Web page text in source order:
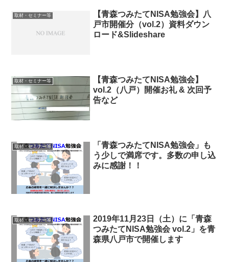
取材・セミナー等
【青森つみたてNISA勉強会】八
戸市開催分（vol.2）資料ダウン
ロード&Slideshare
取材・セミナー等
【青森つみたてNISA勉強会】
vol.2（八戸）開催お礼 & 次回予
告など
取材・セミナー等
「青森つみたてNISA勉強会」も
う少しで満席です。多数の申し込
みに感謝！！
取材・セミナー等
2019年11月23日（土）に「青森
つみたてNISA勉強会 vol.2」を青
森県八戸市で開催します